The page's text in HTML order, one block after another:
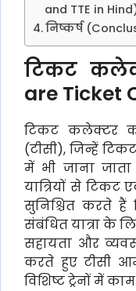
and TTE in
निष्कर्ष
टिकट
are Ticket
टिकट कलेक्टर
(टीसी), जिन्हें
में भी जाना जाता
यात्रियों से टिकट
सुनिश्चित करते हैं
संबंधित यात्रा के
सहायता और
करते हुए टीसी
विशिष्ट ट्रेनों में